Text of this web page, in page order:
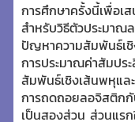
การศึกษาครั้งนี้เพื่อเ
สำหรับวิธีตัวประมา
ปัญหาความสัมพันธ์เ
การประมาณค่าสัมปร
สัมพันธ์เชิงเส้นพหุแล
การถดถอยลอจิสติกกั
เป็นสองส่วน ส่วนแร